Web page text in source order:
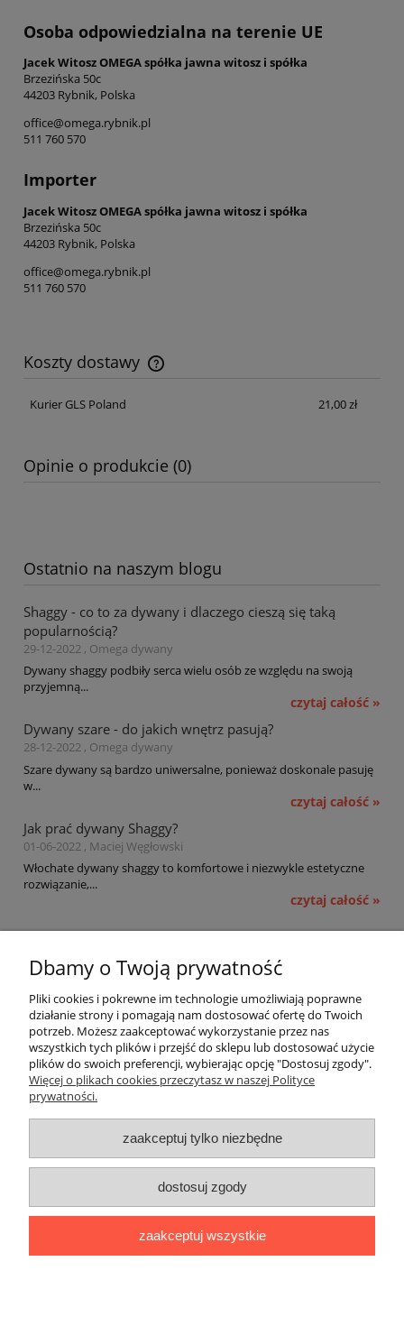
Osoba odpowiedzialna na terenie UE
Jacek Witosz OMEGA spółka jawna witosz i spółka
Brzezińska 50c
44203 Rybnik, Polska
office@omega.rybnik.pl
511 760 570
Importer
Jacek Witosz OMEGA spółka jawna witosz i spółka
Brzezińska 50c
44203 Rybnik, Polska
office@omega.rybnik.pl
511 760 570
Koszty dostawy
Cena nie zawiera ewentualnych kosztów płatności
Kurier GLS Poland
21,00 zł
Opinie o produkcie (0)
Ostatnio na naszym blogu
Shaggy - co to za dywany i dlaczego cieszą się taką
popularnością?
29-12-2022 , Omega dywany
Dywany shaggy podbiły serca wielu osób ze względu na swoją
przyjemną...
czytaj całość »
Dywany szare - do jakich wnętrz pasują?
28-12-2022 , Omega dywany
Szare dywany są bardzo uniwersalne, ponieważ doskonale pasuję
w...
czytaj całość »
Jak prać dywany Shaggy?
01-06-2022 , Maciej Węgłowski
Włochate dywany shaggy to komfortowe i niezwykle estetyczne
rozwiązanie,...
czytaj całość »
Płatności i dostawa
Informacje
O nas
Witosz i Spółka
44-203 Rybnik ul. Brzezińska 50c
telefon:511760570
Facebook
Dbamy o Twoją prywatność
Pliki cookies i pokrewne im technologie umożliwiają poprawne
działanie strony i pomagają nam dostosować ofertę do Twoich
potrzeb. Możesz zaakceptować wykorzystanie przez nas
wszystkich tych plików i przejść do sklepu lub dostosować użycie
plików do swoich preferencji, wybierając opcję "Dostosuj zgody".
Więcej o plikach cookies przeczytasz w naszej Polityce
prywatności.
zaakceptuj tylko niezbędne
dostosuj zgody
zaakceptuj wszystkie